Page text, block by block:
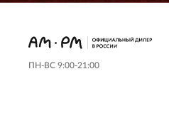
ПН-ВС 9:00-21:00